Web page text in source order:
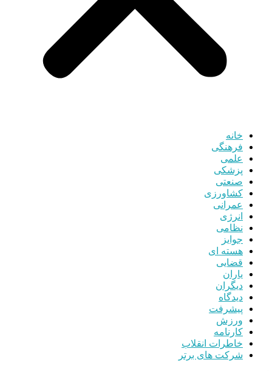
خانه
فرهنگی
علمی
پزشکی
صنعتی
کشاورزی
عمرانی
انرژی
نظامی
جوایز
هسته ای
قضایی
یاران
دیگران
دیدگاه
پیشرفت
ورزش
کارنامه
خاطرات انقلاب
شرکت های برتر